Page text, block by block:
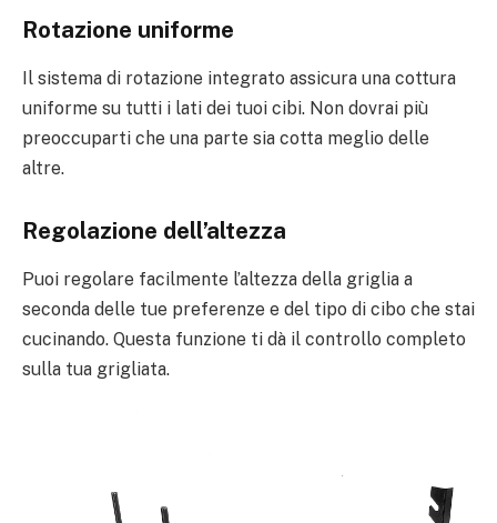
Rotazione uniforme
Il sistema di rotazione integrato assicura una cottura
uniforme su tutti i lati dei tuoi cibi. Non dovrai più
preoccuparti che una parte sia cotta meglio delle
altre.
Regolazione dell’altezza
Puoi regolare facilmente l’altezza della griglia a
seconda delle tue preferenze e del tipo di cibo che stai
cucinando. Questa funzione ti dà il controllo completo
sulla tua grigliata.